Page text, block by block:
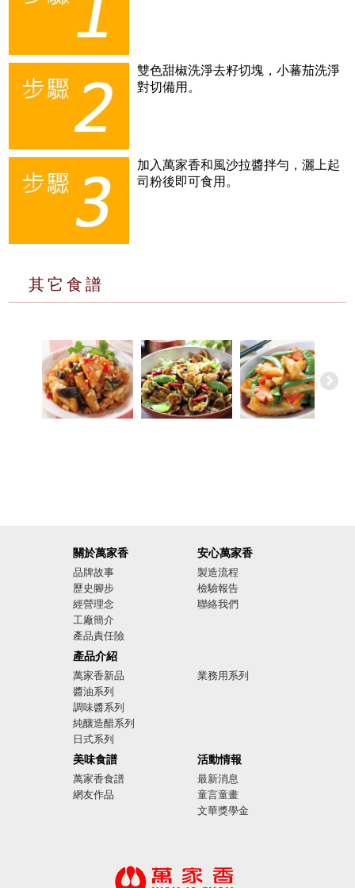
雙色甜椒洗淨去籽切塊，小蕃茄洗淨
對切備用。
加入萬家香和風沙拉醬拌勻，灑上起
司粉後即可食用。
其它食譜
關於萬家香
品牌故事
歷史腳步
經營理念
工廠簡介
產品責任險
廣告影音
產品介紹
萬家香新品
醬油系列
調味醬系列
純釀造醋系列
日式系列
業務用系列
美味食譜
萬家香食譜
網友作品
安心萬家香
製造流程
檢驗報告
聯絡我們
活動情報
最新消息
童言童畫
文華獎學金